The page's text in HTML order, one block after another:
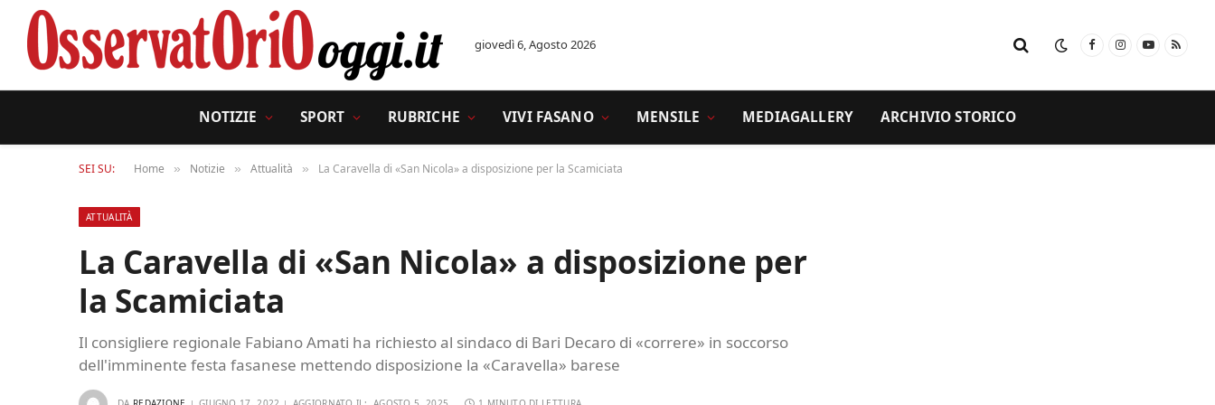
giovedì 6, Agosto 2026 FacebookInstagram
YouTube
RSS
NOTIZIE SPORT RUBRICHE VIVI FASANO MENSILE MEDIAGALLERY ARCHIVIO STORICO
SEI SU: Home » Notizie » Attualità » La Caravella di «San Nicola» a disposizione per la Scamiciata
ATTUALITÀ
La Caravella di «San Nicola» a disposizione per
la Scamiciata
Il consigliere regionale Fabiano Amati ha richiesto al sindaco di Bari Decaro di «correre» in soccorso
dell'imminente festa fasanese mettendo disposizione la «Caravella» barese